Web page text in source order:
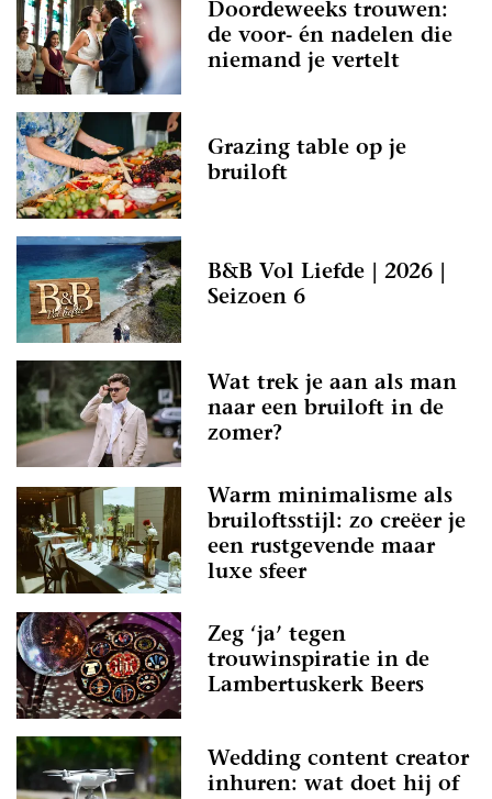
Doordeweeks trouwen:
de voor- én nadelen die
niemand je vertelt
Grazing table op je
bruiloft
B&B Vol Liefde | 2026 |
Seizoen 6
Wat trek je aan als man
naar een bruiloft in de
zomer?
Warm minimalisme als
bruiloftsstijl: zo creëer je
een rustgevende maar
luxe sfeer
Zeg ‘ja’ tegen
trouwinspiratie in de
Lambertuskerk Beers
Wedding content creator
inhuren: wat doet hij of